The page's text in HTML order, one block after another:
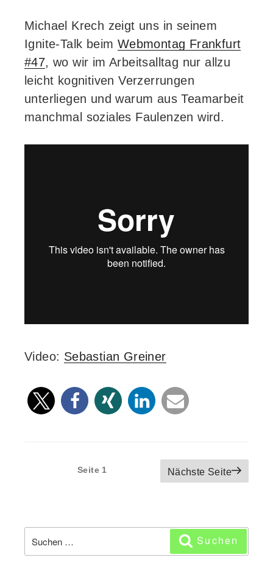
Michael Krech zeigt uns in seinem
Ignite-Talk beim Webmontag Frankfurt
#47, wo wir im Arbeitsalltag nur allzu
leicht kognitiven Verzerrungen
unterliegen und warum aus Teamarbeit
manchmal soziales Faulenzen wird.
Video: Sebastian Greiner
Seitennummerierung
Seite 1 Nächste Seite
Suchen
nach:
Suchen